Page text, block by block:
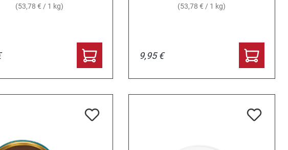
(53,78 € / 1 kg) (53,78 € / 1 kg)
9,95 €